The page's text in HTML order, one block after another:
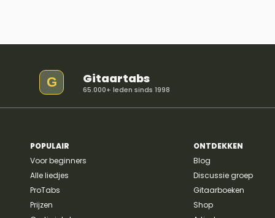
G Gitaartabs
65.000+ leden sinds 1998
POPULAIR
Voor beginners
Alle liedjes
ProTabs
Prijzen
ONTDEKKEN
Blog
Discussie groep
Gitaarboeken
Shop